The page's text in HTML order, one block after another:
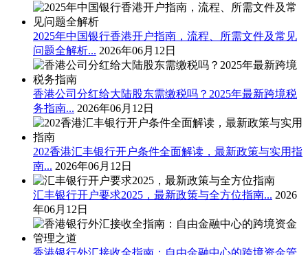
2025年中国银行香港开户指南，流程、所需文件及常见
问题全解析... 2026年06月12日
香港公司分红给大陆股东需缴税吗？2025年最新跨境税
务指南... 2026年06月12日
202香港汇丰银行开户条件全面解读，最新政策与实用指
南... 2026年06月12日
汇丰银行开户要求2025，最新政策与全方位指南... 2026
年06月12日